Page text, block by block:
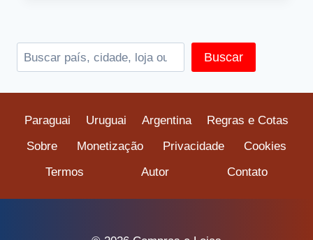
Buscar
Paraguai Uruguai Argentina
Regras e Cotas
Sobre
Monetização Privacidade
Cookies
Termos
Autor Contato